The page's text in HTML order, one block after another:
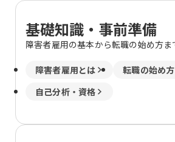
基礎知識・事前準備
障害者雇用の基本から転職の始め方ま
障害者雇用とは
転職の始め方
自己分析・資格